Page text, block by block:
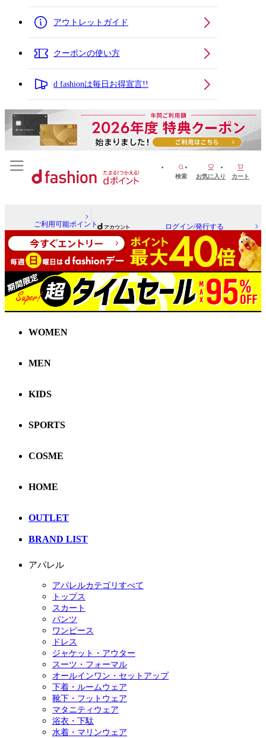
アウトレットガイド
クーポンの使い方
d fashionは毎日お得宣言!!
検索 お気に入り カート
ご利用可能ポイント ログイン/発行する
WOMEN
MEN
KIDS
SPORTS
COSME
HOME
OUTLET
BRAND LIST
アパレル
アパレルカテゴリすべて
トップス
スカート
パンツ
ワンピース
ドレス
ジャケット・アウター
スーツ・フォーマル
オールインワン・セットアップ
下着・ルームウェア
靴下・フットウェア
マタニティウェア
浴衣・下駄
水着・マリンウェア